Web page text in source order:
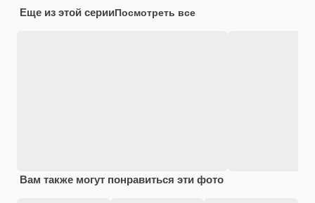
Еще из этой серииПосмотреть все
Вам также могут понравиться эти фото